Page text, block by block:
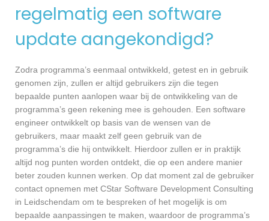
regelmatig een software
update aangekondigd?
Zodra programma’s eenmaal ontwikkeld, getest en in gebruik
genomen zijn, zullen er altijd gebruikers zijn die tegen
bepaalde punten aanlopen waar bij de ontwikkeling van de
programma’s geen rekening mee is gehouden. Een software
engineer ontwikkelt op basis van de wensen van de
gebruikers, maar maakt zelf geen gebruik van de
programma’s die hij ontwikkelt. Hierdoor zullen er in praktijk
altijd nog punten worden ontdekt, die op een andere manier
beter zouden kunnen werken. Op dat moment zal de gebruiker
contact opnemen met CStar Software Development Consulting
in Leidschendam om te bespreken of het mogelijk is om
bepaalde aanpassingen te maken, waardoor de programma’s